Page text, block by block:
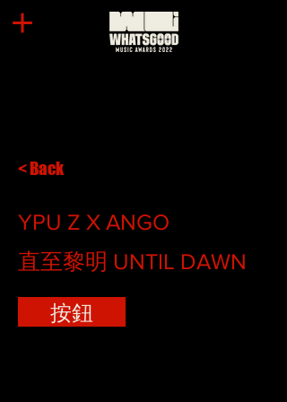
< Back
YPU Z X ANGO
直至黎明 UNTIL DAWN
按鈕